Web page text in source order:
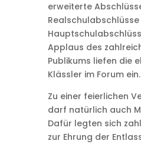
erweiterte
Realschulabschlüsse
Applaus des
Publikums liefen die
Klässler im Forum ein.
Zu einer feierlichen
darf natürlich auch
Dafür legten sich
zur Ehrung der